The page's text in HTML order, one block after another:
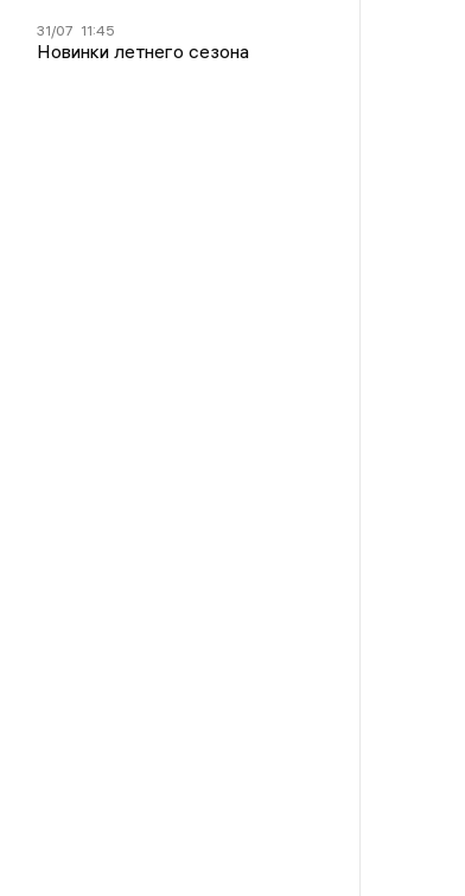
31/07 11:45
Новинки летнего сезона